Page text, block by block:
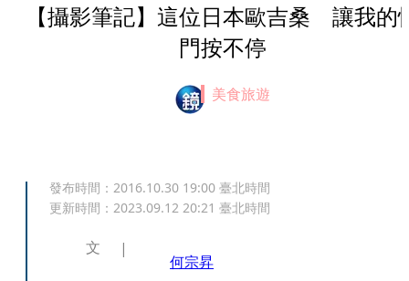
【攝影筆記】這位日本歐吉桑 讓我的
門按不停
美食旅遊
發布時間： 2016.10.30 19:00 臺北時間
更新時間： 2023.09.12 20:21 臺北時間
文
何宗昇